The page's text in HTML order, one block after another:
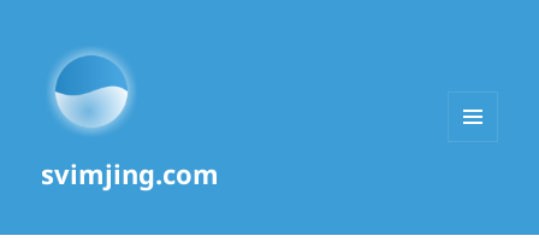
svimjing.com